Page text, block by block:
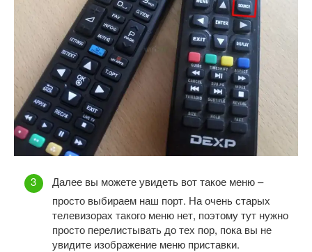
Далее вы можете увидеть вот такое меню –
просто выбираем наш порт. На очень старых
телевизорах такого меню нет, поэтому тут нужно
просто перелистывать до тех пор, пока вы не
увидите изображение меню приставки.